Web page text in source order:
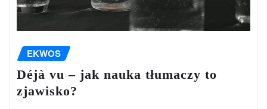
EKWOS
Déjà vu – jak nauka tłumaczy to
zjawisko?